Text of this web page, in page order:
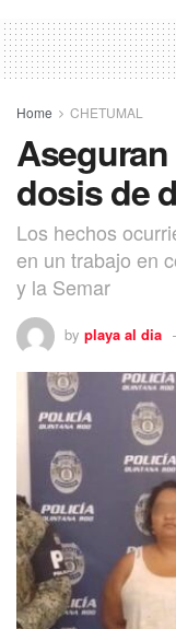
Home CHETUMAL
dosis de
Los hechos
en un trabajo en
y la Semar
by playa al dia